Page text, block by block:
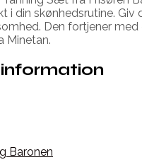
i din skønhedsrutine. Giv
Den fortjener
Minetan.
Baronen